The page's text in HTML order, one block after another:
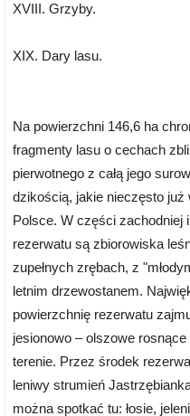
XVIII. Grzyby.
XIX. Dary lasu.
Na powierzchni 146,6 ha
fragmenty lasu o cechach
pierwotnego z całą jego
dzikością, jakie nieczęsto już
Polsce. W części zachodniej i
rezerwatu są zbiorowiska
zupełnych zrębach, z
letnim drzewostanem.
powierzchnię rezerwatu
jesionowo – olszowe
terenie. Przez środek
leniwy strumień
można spotkać tu: łosie,